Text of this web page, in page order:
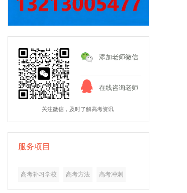
添加老师微信
在线咨询老师
关注微信，及时了解高考资讯
服务项目
高考补习学校 高考方法 高考冲刺